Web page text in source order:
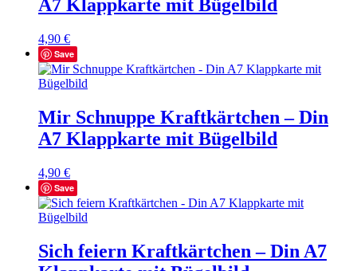
A7 Klappkarte mit Bügelbild
4,90 €
Save
Mir Schnuppe Kraftkärtchen – Din
A7 Klappkarte mit Bügelbild
4,90 €
Save
Sich feiern Kraftkärtchen – Din A7